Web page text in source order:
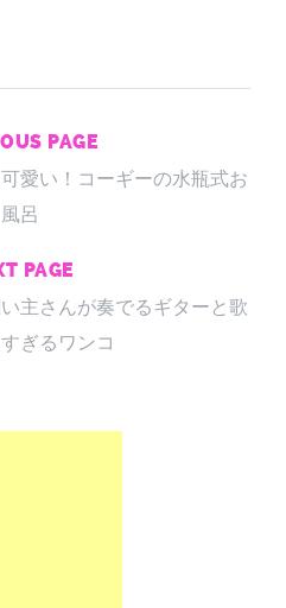
PAGE
愛い！コーギーの水瓶式お
風呂
PAGE
主さんが奏でるギターと歌
ぎるワンコ